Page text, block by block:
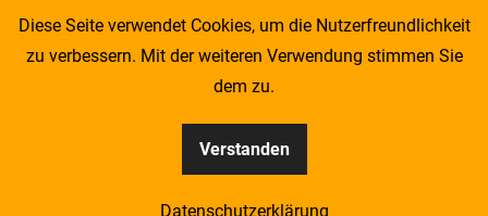
Zum
Kompass
Diese Seite verwendet Cookies, um die Nutzerfreundlichkeit
zu verbessern. Mit der weiteren Verwendung stimmen Sie
dem zu.
Verstanden
Datenschutzerklärung